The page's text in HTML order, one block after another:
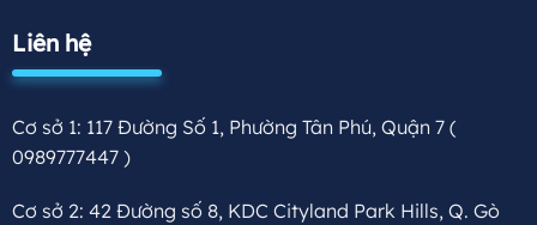
Liên hệ
Cơ sở 1: 117 Đường Số 1, Phường Tân Phú, Quận 7 (
0989777447 )
Cơ sở 2: 42 Đường số 8, KDC Cityland Park Hills, Q. Gò